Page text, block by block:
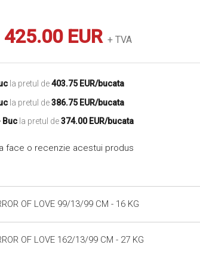
425.00 EUR+ TVA
la pretul de403.75 EUR/bucata
la pretul de386.75 EUR/bucata
Buc la pretul de374.00 EUR/bucata
face o recenzie acestui produs
OF LOVE 99/13/99 CM - 16 KG
OF LOVE 162/13/99 CM - 27 KG